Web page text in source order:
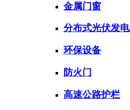
金属门窗
分布式光伏发
环保设备
防火门
高速公路护栏